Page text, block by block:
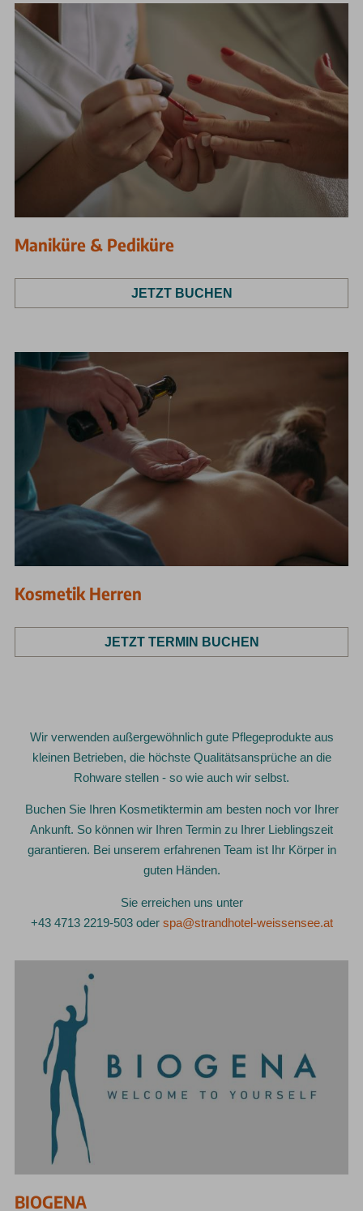
Maniküre & Pediküre
JETZT BUCHEN
Kosmetik Herren
JETZT TERMIN BUCHEN
Wir verwenden außergewöhnlich gute Pflegeprodukte aus
kleinen Betrieben, die höchste Qualitätsansprüche an die
Rohware stellen - so wie auch wir selbst.
Buchen Sie Ihren Kosmetiktermin am besten noch vor Ihrer
Ankunft. So können wir Ihren Termin zu Ihrer Lieblingszeit
garantieren. Bei unserem erfahrenen Team ist Ihr Körper in
guten Händen.
Sie erreichen uns unter
+43 4713 2219-503 oder spa@strandhotel-weissensee.at
BIOGENA